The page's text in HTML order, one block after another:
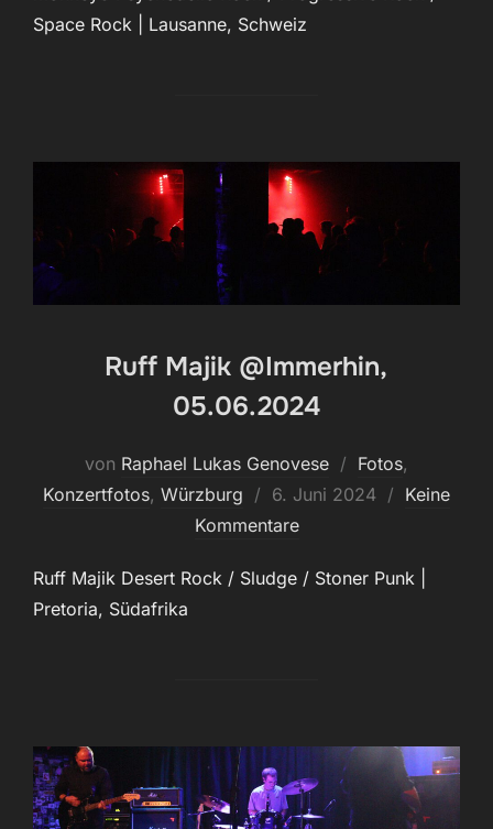
Space Rock | Lausanne, Schweiz
Ruff Majik @Immerhin,
05.06.2024
von Raphael Lukas Genovese Fotos,
Konzertfotos, Würzburg
Veröffentlicht
am
6. Juni 2024
Keine
Kommentare
Ruff Majik Desert Rock / Sludge / Stoner Punk |
Pretoria, Südafrika